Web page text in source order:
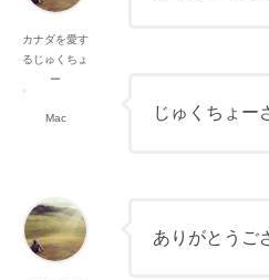
カナダを愛す
るじゅくちょ
ー
Mac じゅくちょー
ありがとうご